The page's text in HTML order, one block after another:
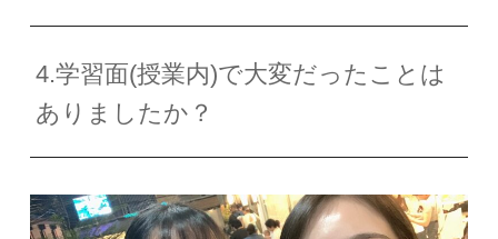
4.学習面(授業内)で大変だったことは
ありましたか？